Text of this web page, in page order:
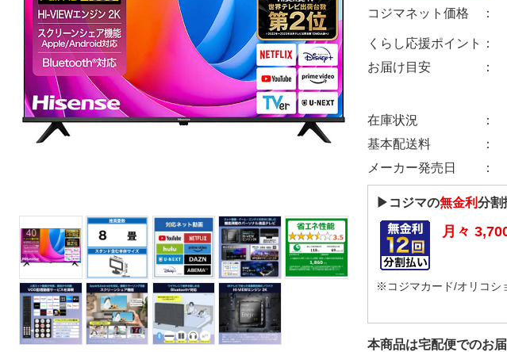
コジマネット価格 ：
くらし応援ポイント：
お届け目安 ：
在庫状況 ：
基本配送料 ：
メーカー発売日 ：
▶コジマの無金利分割
月々
※コジマカード/オリコシ
本商品は宅配便でのお届